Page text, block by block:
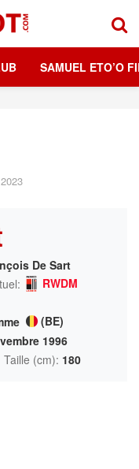
SAMUEL ETO’O
De Sart
RWDM
(BE)
1996
Taille (cm): 180